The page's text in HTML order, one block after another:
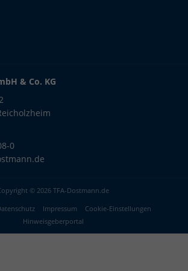
& Co. KG
0
© 2026 TFA-Dostmann.de
Impressum
Cookie-Einstellungen
Hinweisgeberportal